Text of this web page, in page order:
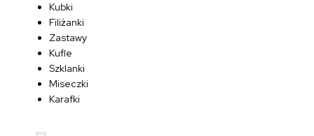
Kubki
Filiżanki
Zastawy
Kufle
Szklanki
Miseczki
Karafki